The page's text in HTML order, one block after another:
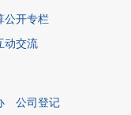
公开专栏
动交流
公司登记